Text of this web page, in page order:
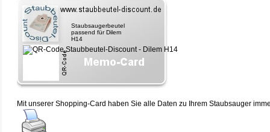
Staubsaugerbeutel
passend für Dilem
H14
Mit unserer Shopping-Card haben Sie alle Daten zu Ihrem Staubsauger